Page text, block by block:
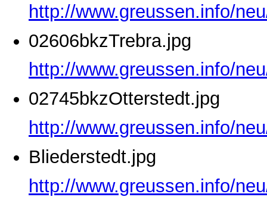
http://www.greussen.info/
02606bkzTrebra.jpg
http://www.greussen.info/
02745bkzOtterstedt.jpg
http://www.greussen.info/
Bliederstedt.jpg
http://www.greussen.info/